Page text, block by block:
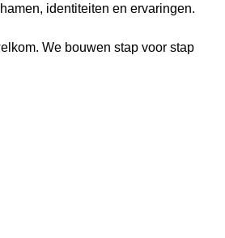
identiteiten en ervaringen.
We bouwen stap voor stap